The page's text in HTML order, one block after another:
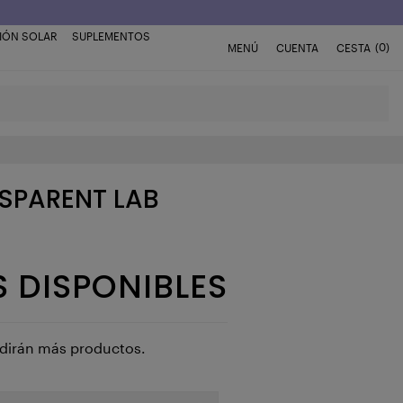
SOLAR
SUPLEMENTOS
MENÚ CUENTA CESTA (0)
LAB
más productos.